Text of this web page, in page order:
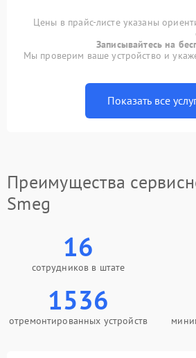
Цены в прайс-листе указаны
Записывайтесь на
Мы проверим ваше устройство и
Показать все
Преимущества
Smeg
16
сотрудников в штате
1536
отремонтированных устройств